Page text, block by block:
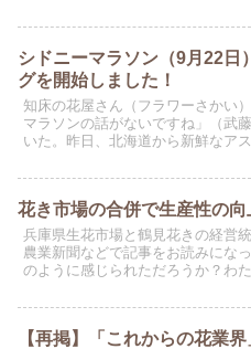
シドニーマラソン（9月22日
グを開始しました！
知床の花屋さん（フラワーさかい
マラソンの話がないですね」（武
いた。昨日、北海道から新鮮なア
ンネタがないのは、記録を狙うレ
花き市場の合併で生産性の向
兵庫県生花市場と鶴見花きの経営
農業新聞などで記事をお読みにな
のように感じられただろうか？わ
本日は、市場の経営統合について
【再掲】「これからの花業